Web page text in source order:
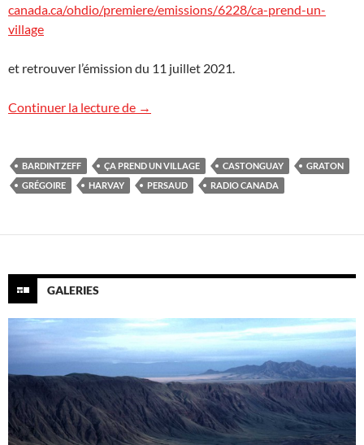
canada.ca/ohdio/premiere/emissions/6228/ca-prend-un-
village
et retrouver l’émission du 11 juillet 2021.
Continuer la lecture de Volcanologue : un métier dangereux ?
→
BARDINTZEFF ÇA PREND UN VILLAGE CASTONGUAY
GRATON
GRÉGOIRE
HARVAY PERSAUD RADIO CANADA
GALERIES